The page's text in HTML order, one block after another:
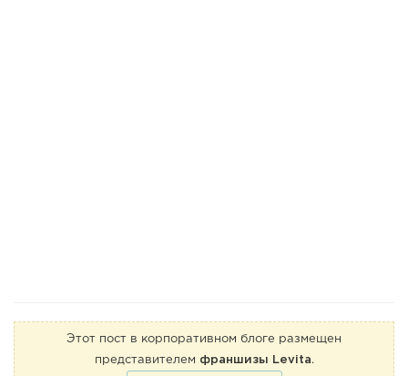
Этот пост в корпоративном блоге размещен
представителем франшизы Levita.